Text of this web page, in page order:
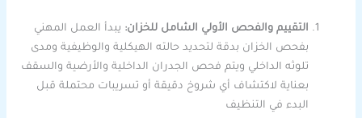
التقييم والفحص الأولي الشامل للخزان: يبدأ العمل المهني
بفحص الخزان بدقة لتحديد حالته الهيكلية والوظيفية ومدى
تلوثه الداخلي ويتم فحص الجدران الداخلية والأرضية والسقف
بعناية لاكتشاف أي شروخ دقيقة أو تسريبات محتملة قبل
البدء في التنظيف